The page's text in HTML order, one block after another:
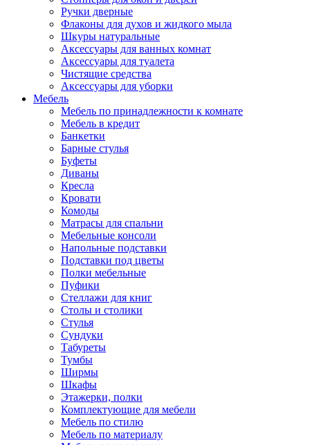
Ручки дверные
Флаконы для духов и жидкого мыла
Шкуры натуральные
Аксессуары для ванных комнат
Аксессуары для туалета
Чистящие средства
Аксессуары для уборки
Мебель
Мебель по принадлежности к комнате
Мебель в кредит
Банкетки
Барные стулья
Буфеты
Диваны
Кресла
Кровати
Комоды
Матрасы для спальни
Мебельные консоли
Напольные подставки
Подставки под цветы
Полки мебельные
Пуфики
Стеллажи для книг
Столы и столики
Стулья
Сундуки
Табуреты
Тумбы
Ширмы
Шкафы
Этажерки, полки
Комплектующие для мебели
Мебель по стилю
Мебель по материалу